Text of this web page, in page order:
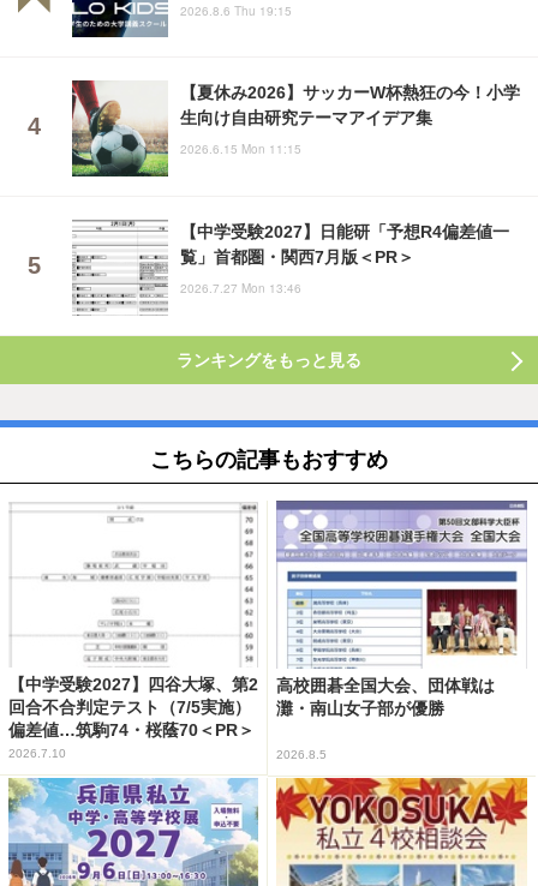
2026.8.6 Thu 19:15
【夏休み2026】サッカーW杯熱狂の今！小学
生向け自由研究テーマアイデア集
2026.6.15 Mon 11:15
【中学受験2027】日能研「予想R4偏差値一
覧」首都圏・関西7月版＜PR＞
2026.7.27 Mon 13:46
ランキングをもっと見る
こちらの記事もおすすめ
【中学受験2027】四谷大塚、第2
回合不合判定テスト（7/5実施）
偏差値…筑駒74・桜蔭70＜PR＞
2026.7.10
高校囲碁全国大会、団体戦は
灘・南山女子部が優勝
2026.8.5